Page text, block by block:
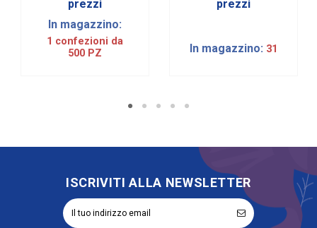
prezzi
In magazzino:
1 confezioni da
500 PZ
prezzi
In magazzino: 31
ISCRIVITI ALLA NEWSLETTER